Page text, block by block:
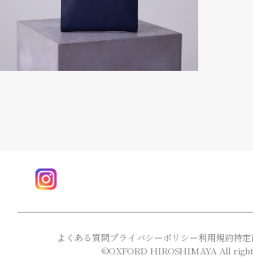
Instagram
よくある質問プライバシーポリシー利用規約特
©︎OXFORD HIROSHIMAYA All